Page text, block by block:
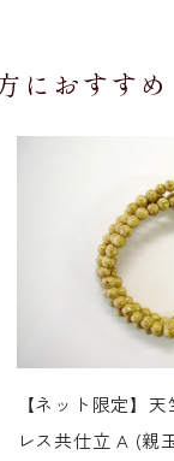
におすすめ
【ネット限定】
レス共仕立 A (親